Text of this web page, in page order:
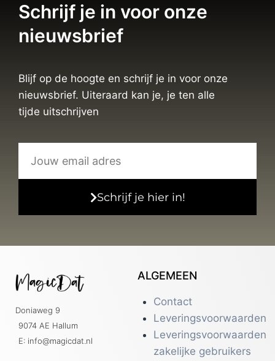
Schrijf je in voor onze
nieuwsbrief
Blijf op de hoogte en schrijf je in voor onze
nieuwsbrief. Uiteraard kan je, je ten alle
tijde uitschrijven
Schrijf je hier in!
Doniaweg 9
9074 AE Hallum
E: info@magicdat.nl
ALGEMEEN
Contact
Leveringsvoorwaarden
Leveringsvoorwaarden
zakelijke gebruikers